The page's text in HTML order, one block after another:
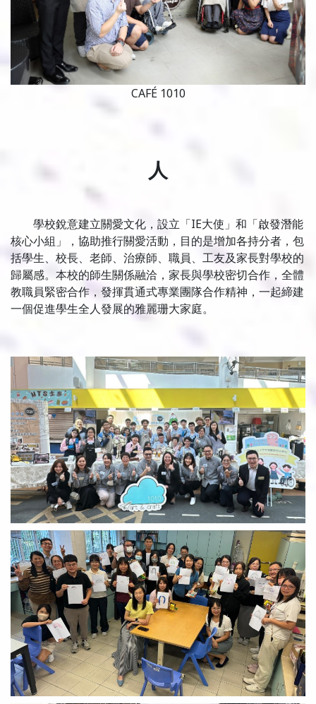
CAFÉ 1010
人
學校銳意建立關愛文化，設立「IE大使」和「啟發潛能
核心小組」，協助推行關愛活動，目的是增加各持分者，包
括學生、校長、老師、治療師、職員、工友及家長對學校的
歸屬感。本校的師生關係融洽，家長與學校密切合作，全體
教職員緊密合作，發揮貫通式專業團隊合作精神，一起締建
一個促進學生全人發展的雅麗珊大家庭。